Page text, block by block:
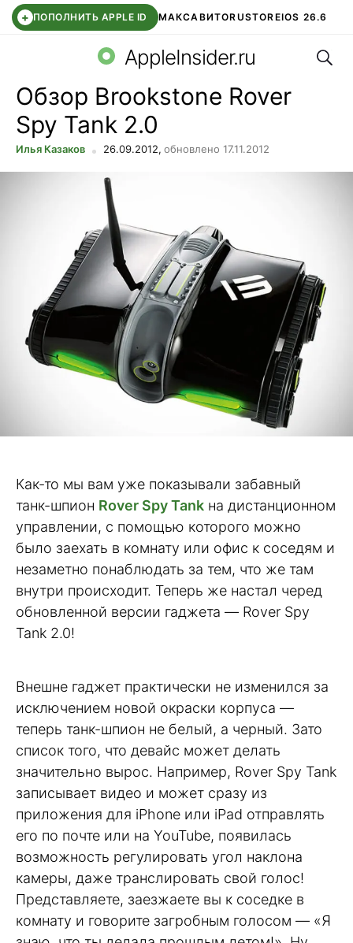
+ ПОПОЛНИТЬ APPLE ID МАКСАВИТОRUSTOREIOS 26.6
СБЕР КИДС ВТБ ОНЛАЙН ЧАТ В ROBLOX
AppleInsider.ru
Обзор Brookstone Rover
Spy Tank 2.0
Илья Казаков 26.09.2012, обновлено 17.11.2012
Как-то мы вам уже показывали забавный
танк-шпион Rover Spy Tank на дистанционном
управлении, с помощью которого можно
было заехать в комнату или офис к соседям и
незаметно понаблюдать за тем, что же там
внутри происходит. Теперь же настал черед
обновленной версии гаджета — Rover Spy
Tank 2.0!
Внешне гаджет практически не изменился за
исключением новой окраски корпуса —
теперь танк-шпион не белый, а черный. Зато
список того, что девайс может делать
значительно вырос. Например, Rover Spy Tank
записывает видео и может сразу из
приложения для iPhone или iPad отправлять
его по почте или на YouTube, появилась
возможность регулировать угол наклона
камеры, даже транслировать свой голос!
Представляете, заезжаете вы к соседке в
комнату и говорите загробным голосом — «Я